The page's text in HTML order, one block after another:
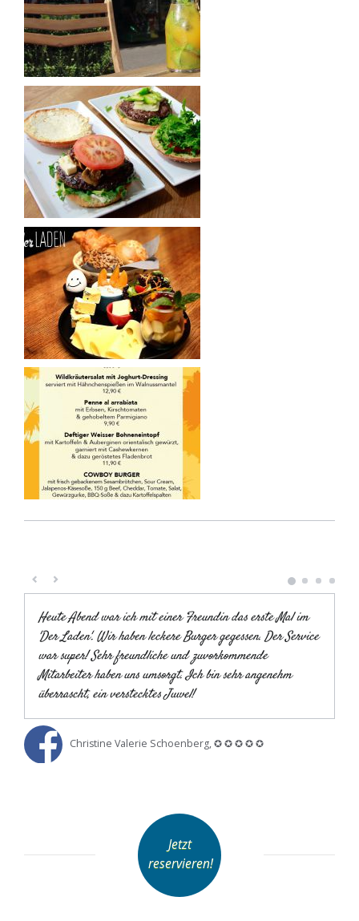
Heute Abend war ich mit einer Freundin das erste Mal im
'Der Laden'. Wir haben leckere Burger gegessen. Der Service
war super! Sehr freundliche und zuvorkommende
Mitarbeiter haben uns umsorgt. Ich bin sehr angenehm
überrascht, ein verstecktes Juwel!
Christine Valerie Schoenberg, ✪ ✪ ✪ ✪ ✪
Jetzt
reservieren!